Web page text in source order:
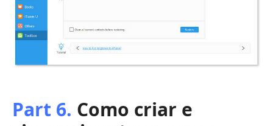
Part 6. Como criar e